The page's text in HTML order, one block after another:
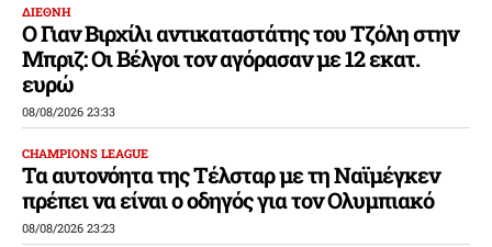
ΔΙΕΘΝΗ
Ο Γιαν Βιρχίλι αντικαταστάτης του Τζόλη στην
Μπριζ: Οι Βέλγοι τον αγόρασαν με 12 εκατ.
ευρώ
08/08/2026 23:33
CHAMPIONS LEAGUE
Τα αυτονόητα της Τέλσταρ με τη Ναϊμέγκεν
πρέπει να είναι ο οδηγός για τον Ολυμπιακό
08/08/2026 23:23